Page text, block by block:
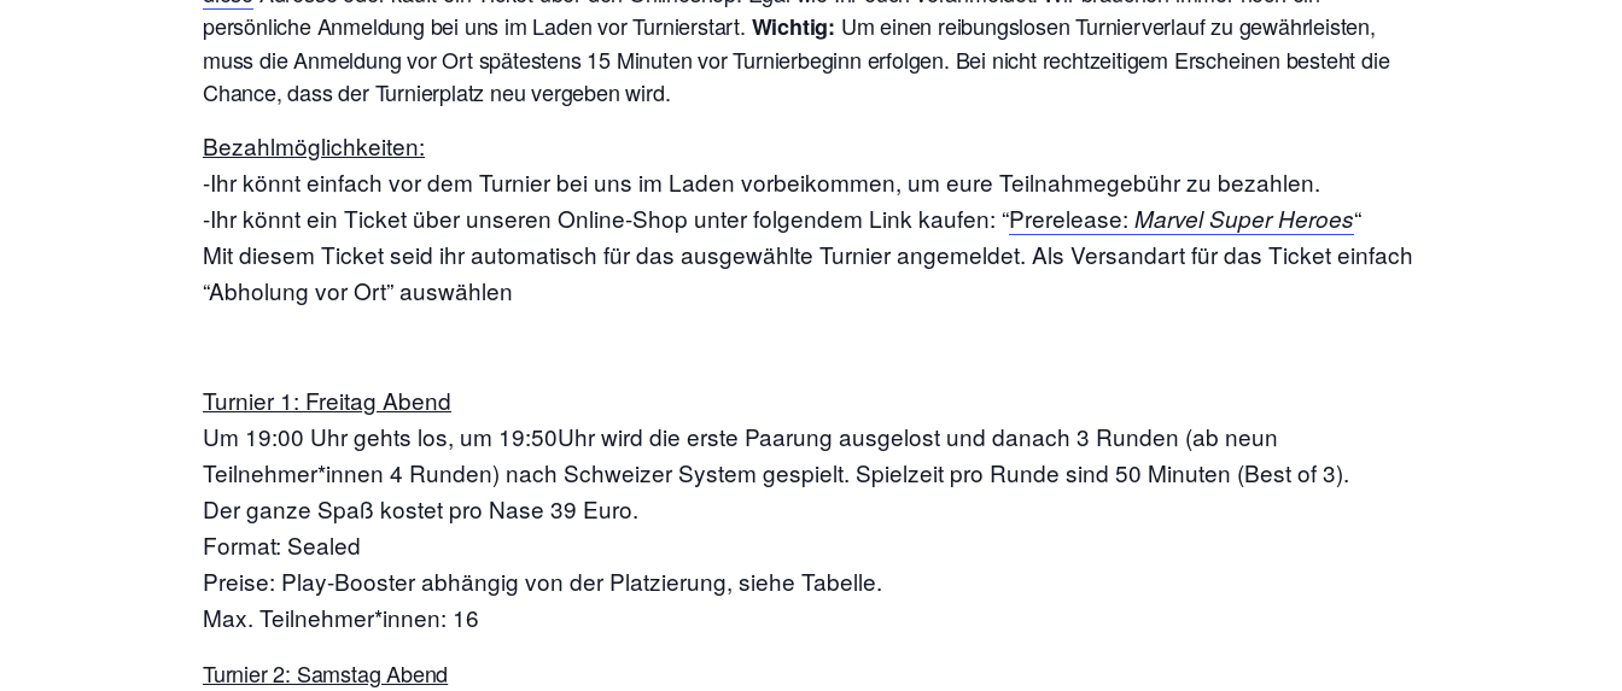
persönliche Anmeldung bei uns im Laden vor Turnierstart. Wichtig: Um einen reibungslosen Turnierverlauf zu gewährleisten,
muss die Anmeldung vor Ort spätestens 15 Minuten vor Turnierbeginn erfolgen. Bei nicht rechtzeitigem Erscheinen besteht die
Chance, dass der Turnierplatz neu vergeben wird.
Bezahlmöglichkeiten:
-Ihr könnt einfach vor dem Turnier bei uns im Laden vorbeikommen, um eure Teilnahmegebühr zu bezahlen.
-Ihr könnt ein Ticket über unseren Online-Shop unter folgendem Link kaufen: “Prerelease: Marvel Super Heroes“
Mit diesem Ticket seid ihr automatisch für das ausgewählte Turnier angemeldet. Als Versandart für das Ticket einfach
“Abholung vor Ort” auswählen
Turnier 1: Freitag Abend
Um 19:00 Uhr gehts los, um 19:50Uhr wird die erste Paarung ausgelost und danach 3 Runden (ab neun
Teilnehmer*innen 4 Runden) nach Schweizer System gespielt. Spielzeit pro Runde sind 50 Minuten (Best of 3).
Der ganze Spaß kostet pro Nase 39 Euro.
Format: Sealed
Preise: Play-Booster abhängig von der Platzierung, siehe Tabelle.
Max. Teilnehmer*innen: 16
Turnier 2: Samstag Abend